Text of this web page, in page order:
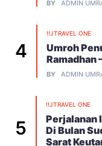
BY ADMIN
!!JTRAVEL ONE
Umroh
Ramadhan
BY ADMIN
!!JTRAVEL ONE
Perjalanan
Di Bulan
Sarat